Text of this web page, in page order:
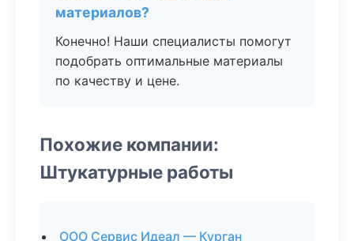
материалов?
Конечно! Наши специалисты помогут
подобрать оптимальные материалы
по качеству и цене.
Похожие компании:
Штукатурные работы
ООО Сервис Идеал — Курган